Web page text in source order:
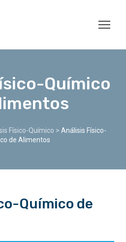
Químico
Físico-Químico > Análisis Físico-
de Alimentos
Químico de